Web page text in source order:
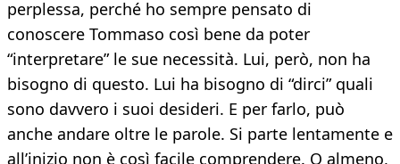
perplessa, perché ho sempre pensato di
conoscere Tommaso così bene da poter
“interpretare” le sue necessità. Lui, però, non ha
bisogno di questo. Lui ha bisogno di “dirci” quali
sono davvero i suoi desideri. E per farlo, può
anche andare oltre le parole. Si parte lentamente e
all’inizio non è così facile comprendere. O almeno,